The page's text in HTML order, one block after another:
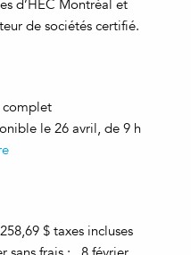
d’HEC Montréal et
de sociétés certifié.
complet
le 26 avril, de 9 h
$ taxes incluses